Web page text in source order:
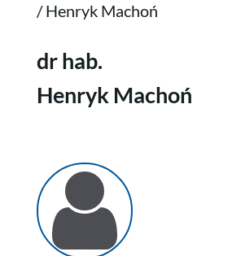
/Henryk Machoń
dr hab.
Henryk Machoń